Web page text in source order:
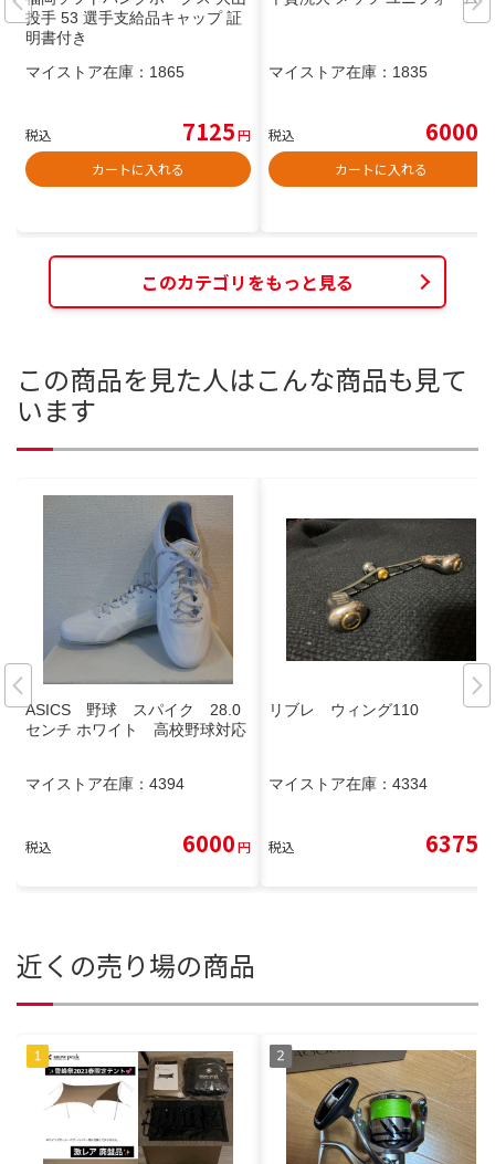
投手 53 選手支給品キャップ 証
明書付き
マイストア在庫： 1865
税込 7125円
カートに入れる
マイストア在庫： 1835
税込 6000
カートに入れる
このカテゴリをもっと見る
この商品を見た人はこんな商品も見て
います
ASICS 野球 スパイク 28.0
センチ ホワイト 高校野球対応
マイストア在庫： 4394
税込 6000円
リブレ ウィング110
マイストア在庫： 4334
税込 6375
近くの売り場の商品